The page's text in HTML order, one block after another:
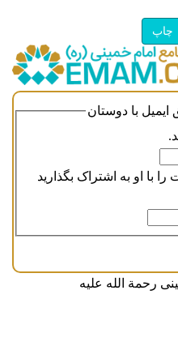
با دوستان
با او به اشتراک بگذارید
رحمة الله علیه